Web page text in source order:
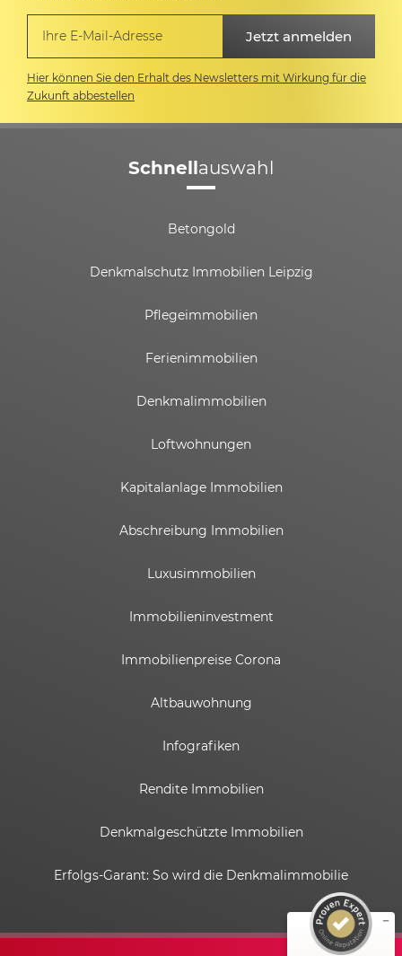
Hier können Sie den Erhalt des Newsletters mit Wirkung für die
Zukunft abbestellen
Schnellauswahl
Betongold
Denkmalschutz Immobilien Leipzig
Pflegeimmobilien
Ferienimmobilien
Denkmalimmobilien
Loftwohnungen
Kapitalanlage Immobilien
Abschreibung Immobilien
Luxusimmobilien
Immobilieninvestment
Immobilienpreise Corona
Altbauwohnung
Infografiken
Rendite Immobilien
Denkmalgeschützte Immobilien
Erfolgs-Garant: So wird die Denkmalimmobilie
Empfehlungen auf
ProvenExpert.com
6
58